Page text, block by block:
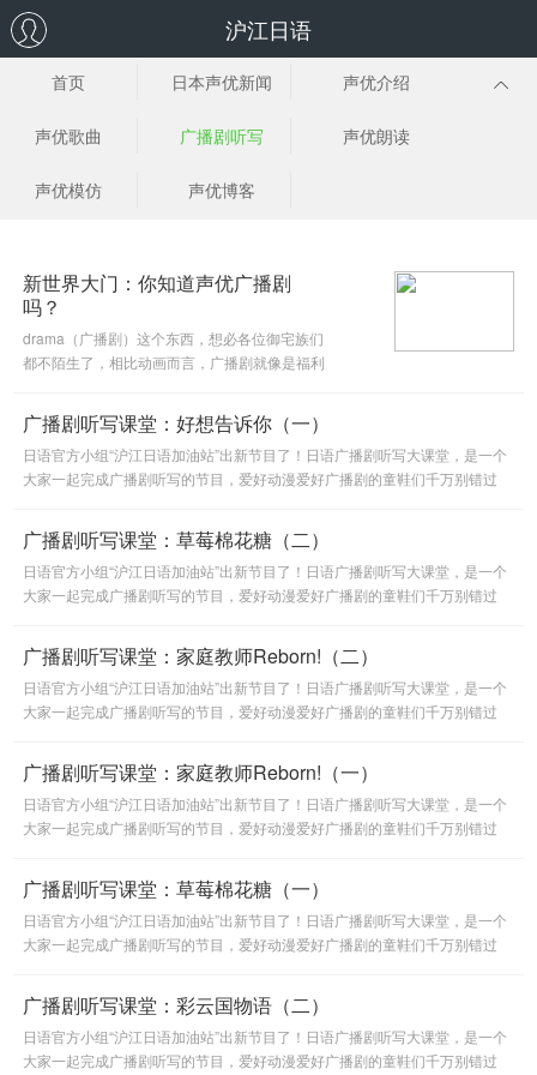
沪江日语
首页 日本声优新闻 声优介绍
声优歌曲 广播剧听写 声优朗读
声优模仿 声优博客
新世界大门：你知道声优广播剧
吗？
drama（广播剧）这个东西，想必各位御宅族们
都不陌生了，相比动画而言，广播剧就像是福利
剧的种类也是丰富多彩任君选择，今天小编就带
你认识一下，声优广播剧都有
广播剧听写课堂：好想告诉你（一）
日语官方小组“沪江日语加油站”出新节目了！日语广播剧听写大课堂，是一个
大家一起完成广播剧听写的节目，爱好动漫爱好广播剧的童鞋们千万别错过
广播剧听写课堂：草莓棉花糖（二）
日语官方小组“沪江日语加油站”出新节目了！日语广播剧听写大课堂，是一个
大家一起完成广播剧听写的节目，爱好动漫爱好广播剧的童鞋们千万别错过
广播剧听写课堂：家庭教师Reborn!（二）
日语官方小组“沪江日语加油站”出新节目了！日语广播剧听写大课堂，是一个
大家一起完成广播剧听写的节目，爱好动漫爱好广播剧的童鞋们千万别错过
广播剧听写课堂：家庭教师Reborn!（一）
日语官方小组“沪江日语加油站”出新节目了！日语广播剧听写大课堂，是一个
大家一起完成广播剧听写的节目，爱好动漫爱好广播剧的童鞋们千万别错过
广播剧听写课堂：草莓棉花糖（一）
日语官方小组“沪江日语加油站”出新节目了！日语广播剧听写大课堂，是一个
大家一起完成广播剧听写的节目，爱好动漫爱好广播剧的童鞋们千万别错过
广播剧听写课堂：彩云国物语（二）
日语官方小组“沪江日语加油站”出新节目了！日语广播剧听写大课堂，是一个
大家一起完成广播剧听写的节目，爱好动漫爱好广播剧的童鞋们千万别错过